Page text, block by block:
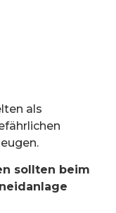
als
sollten beim